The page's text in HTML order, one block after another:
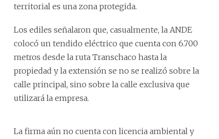
territorial es una zona protegida.
Los ediles señalaron que, casualmente, la ANDE
colocó un tendido eléctrico que cuenta con 6.700
metros desde la ruta Transchaco hasta la
propiedad y la extensión se no se realizó sobre la
calle principal, sino sobre la calle exclusiva que
utilizará la empresa.
La firma aún no cuenta con licencia ambiental y